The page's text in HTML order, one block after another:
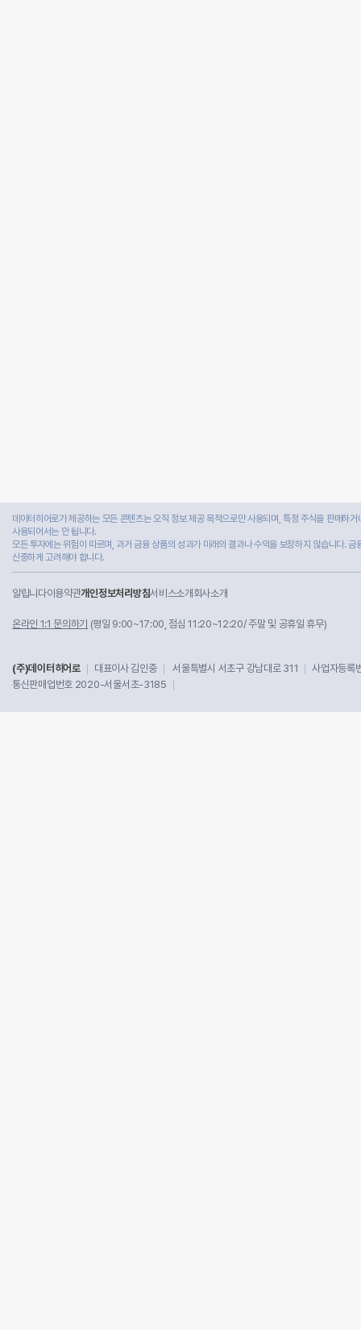
데이터히어로가 제공하는 모든 콘텐츠는 오직 정보 제공 목적으로만 사용되며, 특정 주식을 판매하
사용되어서는 안 됩니다.
모든 투자에는 위험이 따르며, 과거 금융 상품의 성과가 미래의 결과나 수익을 보장하지 않습니다.
신중하게 고려해야 합니다.
알립니다이용약관개인정보처리방침서비스소개 회사소개
온라인 1:1 문의하기 (평일 9:00~17:00, 점심 11:20~12:20/ 주말 및 공휴일 휴무)
(주)데이터히어로 대표이사 김인중 서울특별시 서초구 강남대로 311
사업자등
통신판매업번호 2020-서울서초-3185